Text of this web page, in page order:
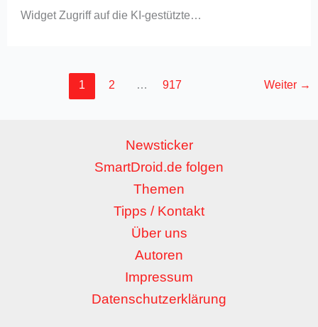
Widget Zugriff auf die KI-gestützte…
1 2 … 917 Weiter →
Newsticker
SmartDroid.de folgen
Themen
Tipps / Kontakt
Über uns
Autoren
Impressum
Datenschutzerklärung